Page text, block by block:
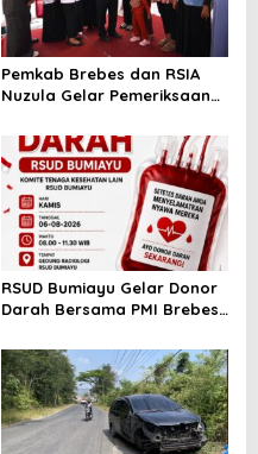
Pemkab Brebes dan RSIA
Nuzula Gelar Pemeriksaan
Perkuat Kesehatan Ibu dan
Bayi
RSUD Bumiayu Gelar Donor
Darah Bersama PMI Brebes
Indonesia